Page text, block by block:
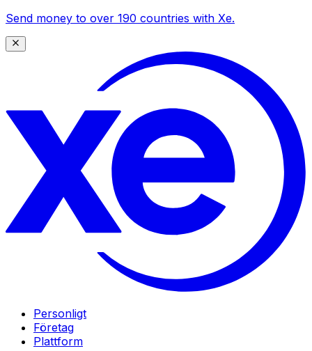
Send money to over 190 countries with Xe.
Personligt
Företag
Plattform